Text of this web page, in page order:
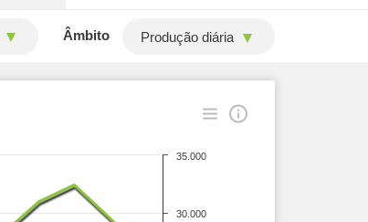
Âmbito Produção diária
30.000
35.000